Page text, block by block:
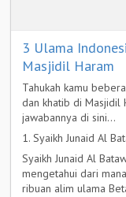
3 Ulama
Masjidil Haram
Tahukah kamu
dan khatib di Masjidil
jawabannya di sini...
1. Syaikh Junaid Al
Syaikh Junaid Al
mengetahui dari
ribuan alim ulama